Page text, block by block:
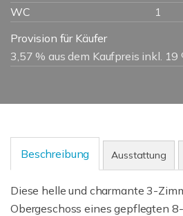
WC
1
Provision für Käufer
3,57 % aus dem Kaufpreis inkl. 19
Beschreibung Ausstattung
Diese helle und charmante 3-
Obergeschoss eines gepflegten